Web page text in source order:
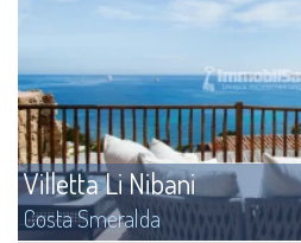
Villetta Li Nibani
Costa Smeralda